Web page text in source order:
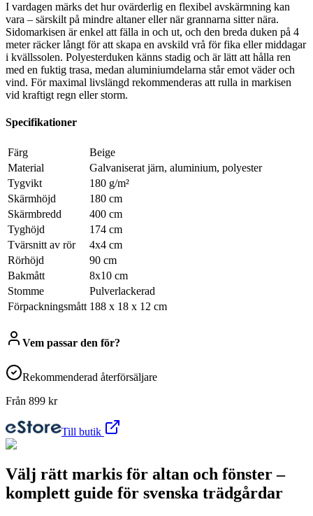
I vardagen märks det hur ovärderlig en flexibel avskärmning kan
vara – särskilt på mindre altaner eller när grannarna sitter nära.
Sidomarkisen är enkel att fälla in och ut, och den breda duken på 4
meter räcker långt för att skapa en avskild vrå för fika eller middagar
i kvällssolen. Polyesterduken känns stadig och är lätt att hålla ren
med en fuktig trasa, medan aluminiumdelarna står emot väder och
vind. För maximal livslängd rekommenderas att rulla in markisen
vid kraftigt regn eller storm.
Specifikationer
Färg
Beige
Material
Galvaniserat järn, aluminium, polyester
Tygvikt
180 g/m²
Skärmhöjd
180 cm
Skärmbredd
400 cm
Tyghöjd
174 cm
Tvärsnitt av rör
4x4 cm
Rörhöjd
90 cm
Bakmått
8x10 cm
Stomme
Pulverlackerad
Förpackningsmått 188 x 18 x 12 cm
Vem passar den för?
Rekommenderad återförsäljare
Från 899 kr
Till butik
Välj rätt markis för altan och fönster –
komplett guide för svenska trädgårdar